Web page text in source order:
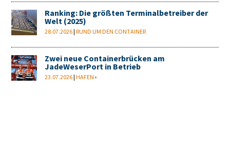
Ranking: Die größten Terminalbetreiber der
Welt (2025)
28.07.2026 |RUND UM DEN CONTAINER
Zwei neue Containerbrücken am
JadeWeserPort in Betrieb
23.07.2026 |HAFEN+